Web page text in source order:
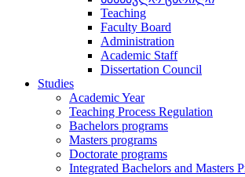
Teaching
Faculty Board
Administration
Academic Staff
Dissertation Council
Studies
Academic Year
Teaching Process Regulation
Bachelors programs
Masters programs
Doctorate programs
Integrated Bachelors and Masters